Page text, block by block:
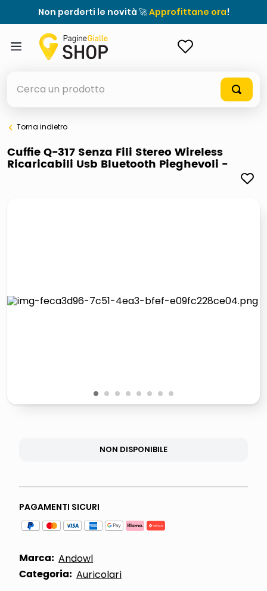
Non perderti le novità 🚀Approfittane ora!
elenchi telefonici
orologio parete
Torna indietro
Cuffie Q-317 Senza Fili Stereo Wireless
Ricaricabili Usb Bluetooth Pieghevoli -
1 2 3 4 5 6 7 8
NON DISPONIBILE
PAGAMENTI SICURI
Marca: Andowl
Categoria: Auricolari